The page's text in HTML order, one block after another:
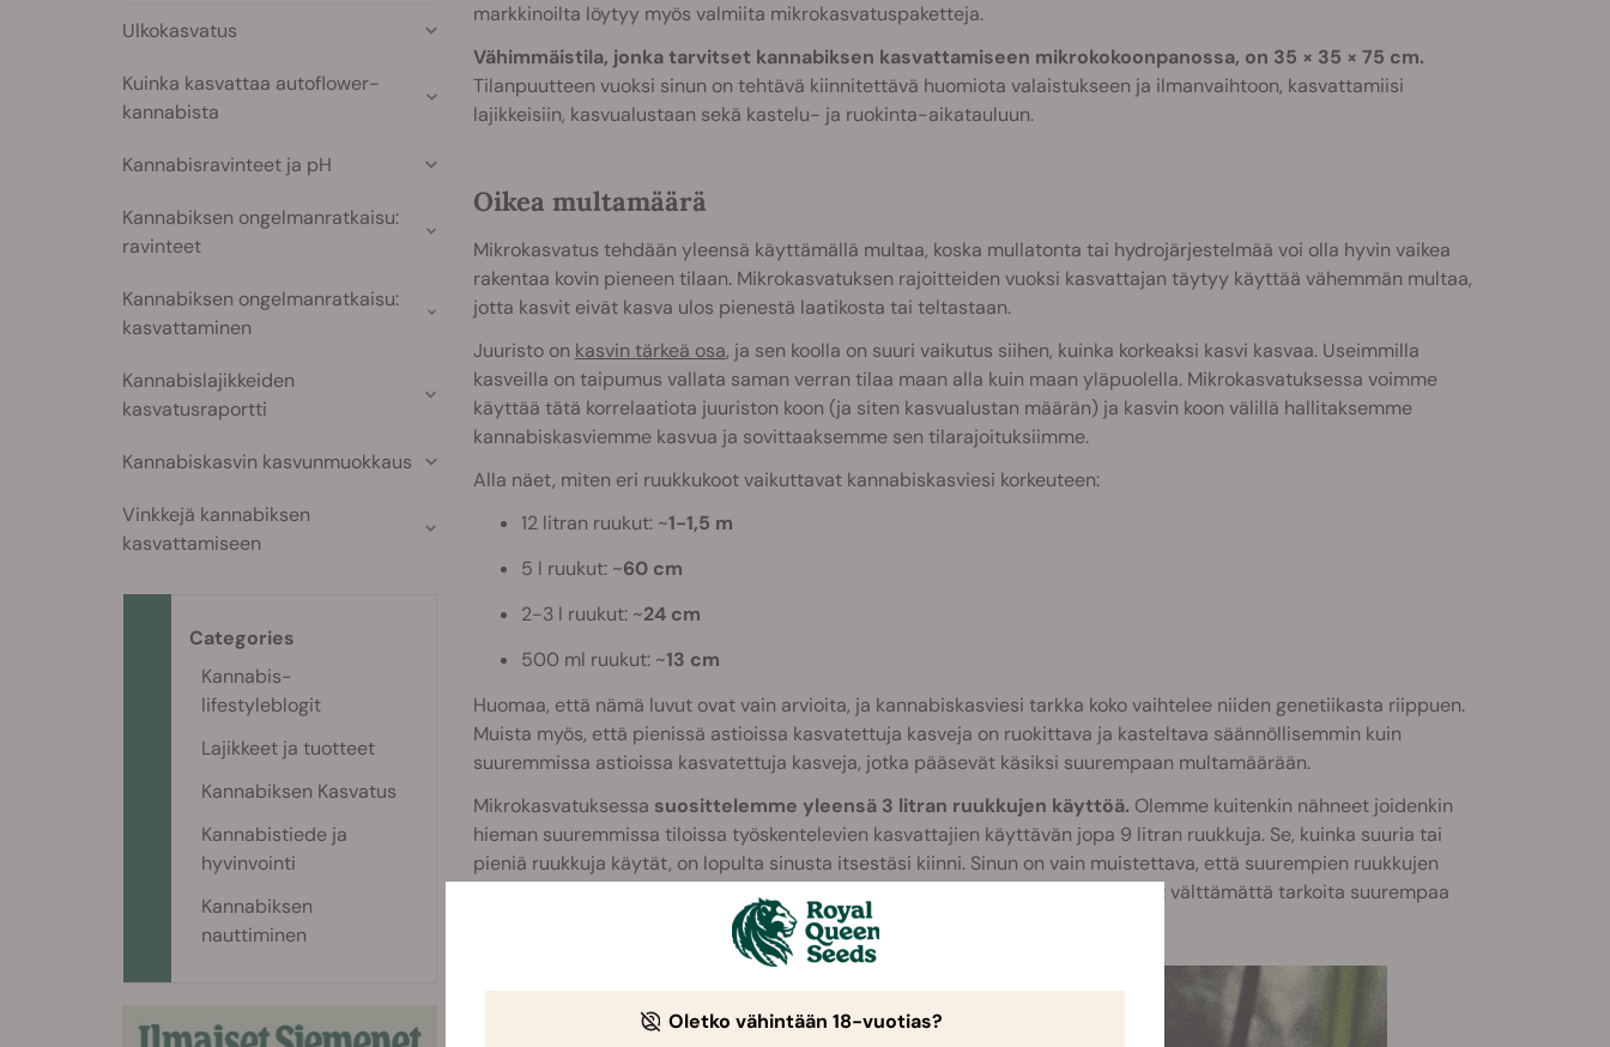
markkinoilta löytyy myös valmiita mikrokasvatuspaketteja.
Vähimmäistila, jonka tarvitset kannabiksen kasvattamiseen mikrokokoonpanossa, on 35 × 35 × 75 cm.
Tilanpuutteen vuoksi sinun on tehtävä kiinnitettävä huomiota valaistukseen ja ilmanvaihtoon, kasvattamiisi
lajikkeisiin, kasvualustaan sekä kastelu- ja ruokinta-aikatauluun.
Oikea multamäärä
Mikrokasvatus tehdään yleensä käyttämällä multaa, koska mullatonta tai hydrojärjestelmää voi olla hyvin vaikea
rakentaa kovin pieneen tilaan. Mikrokasvatuksen rajoitteiden vuoksi kasvattajan täytyy käyttää vähemmän multaa,
jotta kasvit eivät kasva ulos pienestä laatikosta tai teltastaan.
Juuristo on kasvin tärkeä osa, ja sen koolla on suuri vaikutus siihen, kuinka korkeaksi kasvi kasvaa. Useimmilla
kasveilla on taipumus vallata saman verran tilaa maan alla kuin maan yläpuolella. Mikrokasvatuksessa voimme
käyttää tätä korrelaatiota juuriston koon (ja siten kasvualustan määrän) ja kasvin koon välillä hallitaksemme
kannabiskasviemme kasvua ja sovittaaksemme sen tilarajoituksiimme.
Alla näet, miten eri ruukkukoot vaikuttavat kannabiskasviesi korkeuteen:
12 litran ruukut: ~1-1,5 m
5 l ruukut: ~60 cm
2-3 l ruukut: ~24 cm
500 ml ruukut: ~13 cm
Huomaa, että nämä luvut ovat vain arvioita, ja kannabiskasviesi tarkka koko vaihtelee niiden genetiikasta riippuen.
Muista myös, että pienissä astioissa kasvatettuja kasveja on ruokittava ja kasteltava säännöllisemmin kuin
suuremmissa astioissa kasvatettuja kasveja, jotka pääsevät käsiksi suurempaan multamäärään.
Mikrokasvatuksessa suosittelemme yleensä 3 litran ruukkujen käyttöä. Olemme kuitenkin nähneet joidenkin
hieman suuremmissa tiloissa työskentelevien kasvattajien käyttävän jopa 9 litran ruukkuja. Se, kuinka suuria tai
pieniä ruukkuja käytät, on lopulta sinusta itsestäsi kiinni. Sinun on vain muistettava, että suurempien ruukkujen
käyttö todennäköisesti rajoittaa kasviesi määrää (mutta useammat kasvit eivät välttämättä tarkoita suurempaa
Ulkokasvatus
Kuinka kasvattaa autoflower-
kannabista
Kannabisravinteet ja pH
Kannabiksen ongelmanratkaisu:
ravinteet
Kannabiksen ongelmanratkaisu:
kasvattaminen
Kannabislajikkeiden
kasvatusraportti
Kannabiskasvin kasvunmuokkaus
Vinkkejä kannabiksen
kasvattamiseen
Categories
Kannabis-
lifestyleblogit
Lajikkeet ja tuotteet
Kannabiksen Kasvatus
Kannabistiede ja
hyvinvointi
Kannabiksen
nauttiminen
Oletko vähintään 18-vuotias?